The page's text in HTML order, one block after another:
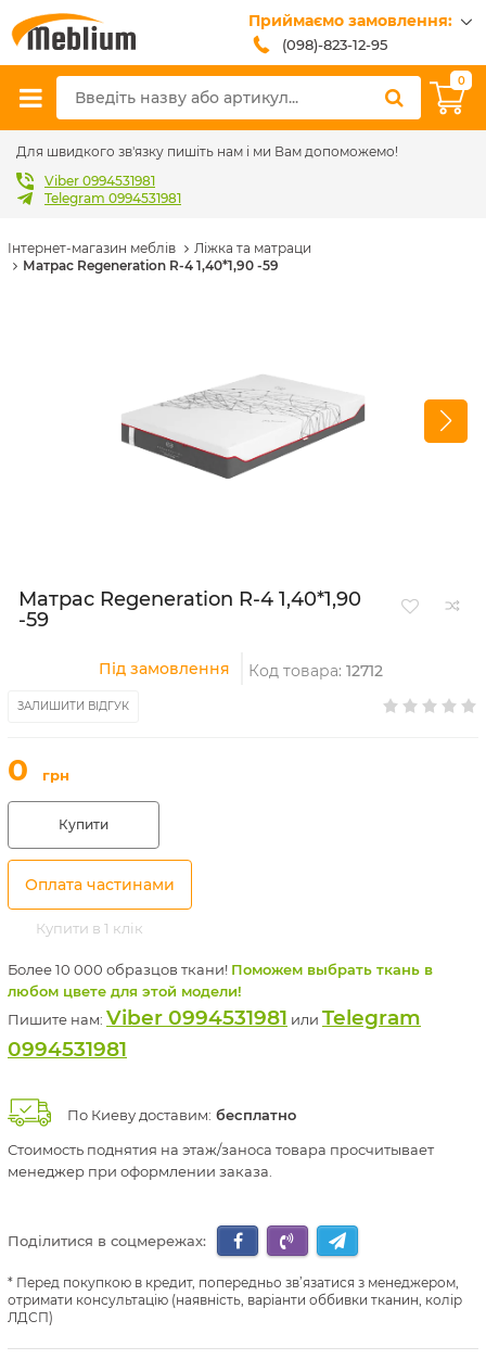
Приймаємо замовлення:
(098)-823-12-95
(099)-608-42-32
(093)-618-62-02
sales@meblium.com.ua
0
Для швидкого зв'язку пишіть нам і ми Вам допоможемо!
Viber 0994531981
Telegram 0994531981
Інтернет-магазин меблів
Ліжка та матраци
Матрас Regeneration R-4 1,40*1,90 -59
Матрас Regeneration R-4 1,40*1,90
-59
Під замовлення Код товара: 12712
ЗАЛИШИТИ ВІДГУК
0 грн
Купити
Оплата частинами
Купити в 1 клік
Более 10 000 образцов ткани! Поможем выбрать ткань в
любом цвете для этой модели!
Пишите нам: Viber 0994531981 или Telegram
0994531981
По Киеву доставим: бесплатно
Стоимость поднятия на этаж/заноса товара просчитывает
менеджер при оформлении заказа.
Поділитися в соцмережах:
Перед покупкою в кредит, попередньо зв’язатися з менеджером,
отримати консультацію (наявність, варіанти оббивки тканин, колір
ЛДСП)